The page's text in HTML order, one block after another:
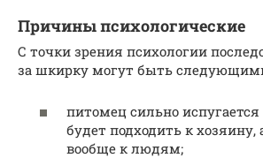
Причины психологические
С точки зрения психологии
за шкирку могут быть
питомец сильно
будет подходить к хозяину,
вообще к людям;